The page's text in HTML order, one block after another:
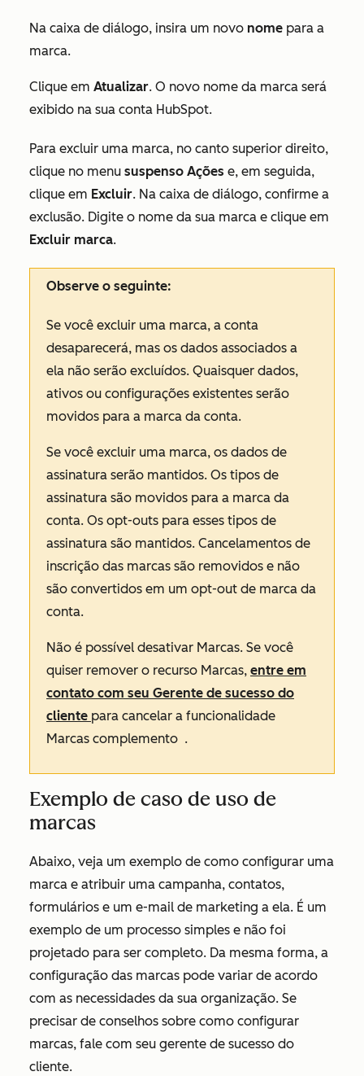
Na caixa de diálogo, insira um novo nome para a
marca.
Clique em Atualizar. O novo nome da marca será
exibido na sua conta HubSpot.
Para excluir uma marca, no canto superior direito,
clique no menu suspenso Ações e, em seguida,
clique em Excluir. Na caixa de diálogo, confirme a
exclusão. Digite o nome da sua marca e clique em
Excluir marca.
Observe o seguinte:
Se você excluir uma marca, a conta
desaparecerá, mas os dados associados a
ela não serão excluídos. Quaisquer dados,
ativos ou configurações existentes serão
movidos para a marca da conta.
Se você excluir uma marca, os dados de
assinatura serão mantidos. Os tipos de
assinatura são movidos para a marca da
conta. Os opt-outs para esses tipos de
assinatura são mantidos. Cancelamentos de
inscrição das marcas são removidos e não
são convertidos em um opt-out de marca da
conta.
Não é possível desativar Marcas. Se você
quiser remover o recurso Marcas, entre em
contato com seu Gerente de sucesso do
cliente para cancelar a funcionalidade
Marcas complemento .
Exemplo de caso de uso de
marcas
Abaixo, veja um exemplo de como configurar uma
marca e atribuir uma campanha, contatos,
formulários e um e-mail de marketing a ela. É um
exemplo de um processo simples e não foi
projetado para ser completo. Da mesma forma, a
configuração das marcas pode variar de acordo
com as necessidades da sua organização. Se
precisar de conselhos sobre como configurar
marcas, fale com seu gerente de sucesso do
cliente.